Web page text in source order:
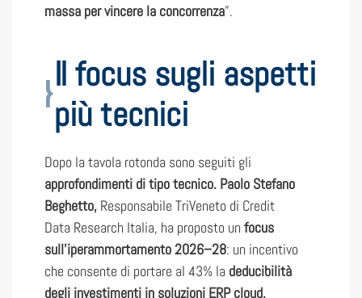
massa per vincere la concorrenza”.
Il focus sugli aspetti
più tecnici
Dopo la tavola rotonda sono seguiti gli
approfondimenti di tipo tecnico. Paolo Stefano
Beghetto, Responsabile TriVeneto di Credit
Data Research Italia, ha proposto un focus
sull’iperammortamento 2026–28: un incentivo
che consente di portare al 43% la deducibilità
degli investimenti in soluzioni ERP cloud.